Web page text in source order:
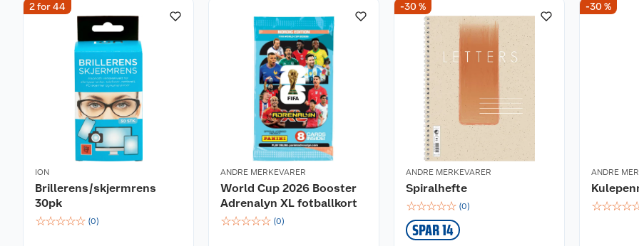
2 for 44
ION
Brillerens/skjermrens
30pk
☆☆☆☆☆ (0)
ANDRE MERKEVARER
World Cup 2026 Booster
Adrenalyn XL fotballkort
☆☆☆☆☆ (0)
-30 %
ANDRE MERKEVARER
Spiralhefte
☆☆☆☆☆ (0)
SPAR 14
-30 %
ANDRE
☆☆☆☆